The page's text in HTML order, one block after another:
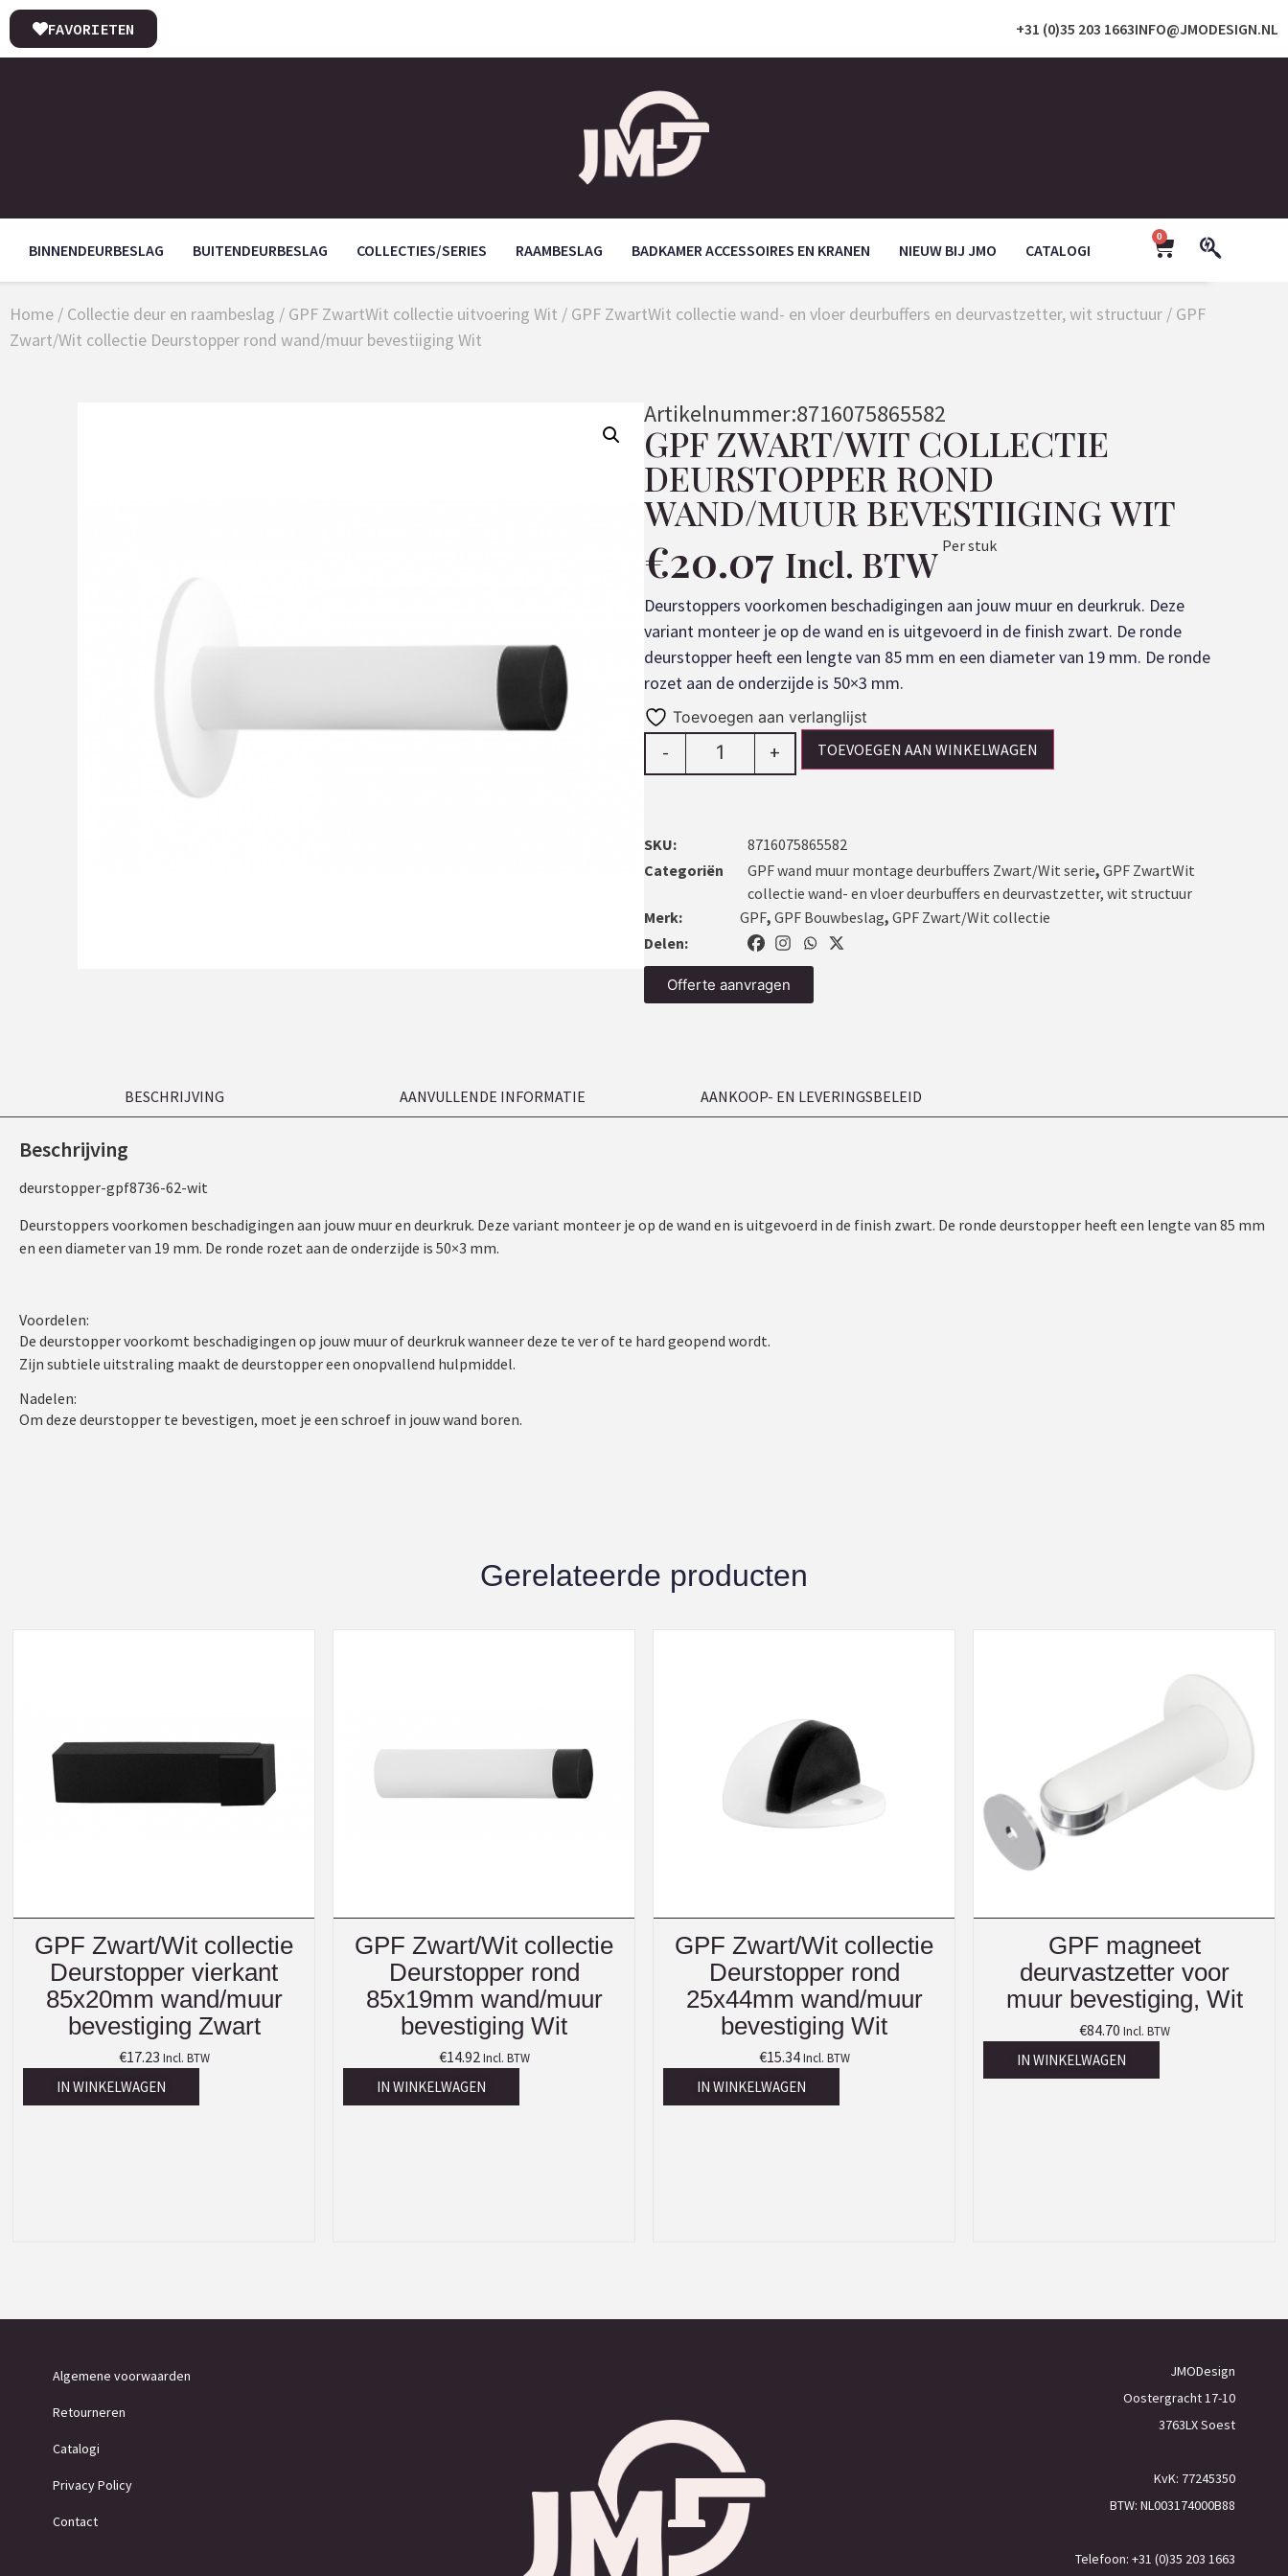
INFO@JMODESIGN.NL
+31 (0)35 203 1663
FAVORIETEN
BINNENDEURBESLAG BUITENDEURBESLAG COLLECTIES/SERIES RAAMBESLAG BADKAMER ACCESSOIRES EN KRANEN NIEUW BIJ JMO CATALOGI
0
Home / Collectie deur en raambeslag / GPF ZwartWit collectie uitvoering Wit / GPF ZwartWit collectie wand- en vloer deurbuffers en deurvastzetter, wit structuur / GPF
Zwart/Wit collectie Deurstopper rond wand/muur bevestiiging Wit
Artikelnummer:8716075865582
GPF ZWART/WIT COLLECTIE
DEURSTOPPER ROND
WAND/MUUR BEVESTIIGING WIT
€20.07 Incl. BTW Per stuk
Deurstoppers voorkomen beschadigingen aan jouw muur en deurkruk. Deze
variant monteer je op de wand en is uitgevoerd in de finish zwart. De ronde
deurstopper heeft een lengte van 85 mm en een diameter van 19 mm. De ronde
rozet aan de onderzijde is 50×3 mm.
Toevoegen aan verlanglijst
- + TOEVOEGEN AAN WINKELWAGEN
SKU:
8716075865582
Categoriën
GPF wand muur montage deurbuffers Zwart/Wit serie, GPF ZwartWit
collectie wand- en vloer deurbuffers en deurvastzetter, wit structuur
Merk:
GPF, GPF Bouwbeslag, GPF Zwart/Wit collectie
Delen:
Offerte aanvragen
BESCHRIJVING AANVULLENDE INFORMATIE AANKOOP- EN LEVERINGSBELEID
Beschrijving
deurstopper-gpf8736-62-wit
Deurstoppers voorkomen beschadigingen aan jouw muur en deurkruk. Deze variant monteer je op de wand en is uitgevoerd in de finish zwart. De ronde deurstopper heeft een lengte van 85 mm
en een diameter van 19 mm. De ronde rozet aan de onderzijde is 50×3 mm.
Voordelen:
De deurstopper voorkomt beschadigingen op jouw muur of deurkruk wanneer deze te ver of te hard geopend wordt.
Zijn subtiele uitstraling maakt de deurstopper een onopvallend hulpmiddel.
Nadelen:
Om deze deurstopper te bevestigen, moet je een schroef in jouw wand boren.
Gerelateerde producten
GPF Zwart/Wit collectie
Deurstopper vierkant
85x20mm wand/muur
bevestiging Zwart
€17.23 Incl. BTW
IN WINKELWAGEN
GPF Zwart/Wit collectie
Deurstopper rond
85x19mm wand/muur
bevestiging Wit
€14.92 Incl. BTW
IN WINKELWAGEN
GPF Zwart/Wit collectie
Deurstopper rond
25x44mm wand/muur
bevestiging Wit
€15.34 Incl. BTW
IN WINKELWAGEN
GPF magneet
deurvastzetter voor
muur bevestiging, Wit
€84.70 Incl. BTW
IN WINKELWAGEN
Algemene voorwaarden
Retourneren
Catalogi
Privacy Policy
Contact
JMODesign
Oostergracht 17-10
3763LX Soest
KvK: 77245350
BTW: NL003174000B88
Telefoon: +31 (0)35 203 1663